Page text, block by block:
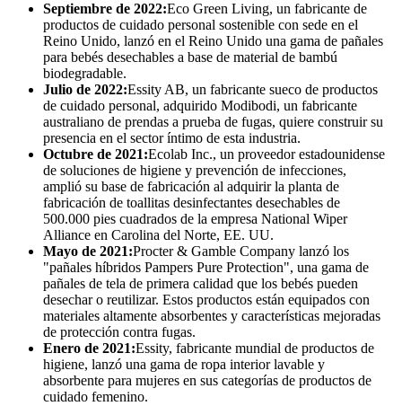
Septiembre de 2022:Eco Green Living, un fabricante de
productos de cuidado personal sostenible con sede en el
Reino Unido, lanzó en el Reino Unido una gama de pañales
para bebés desechables a base de material de bambú
biodegradable.
Julio de 2022:Essity AB, un fabricante sueco de productos
de cuidado personal, adquirido Modibodi, un fabricante
australiano de prendas a prueba de fugas, quiere construir su
presencia en el sector íntimo de esta industria.
Octubre de 2021:Ecolab Inc., un proveedor estadounidense
de soluciones de higiene y prevención de infecciones,
amplió su base de fabricación al adquirir la planta de
fabricación de toallitas desinfectantes desechables de
500.000 pies cuadrados de la empresa National Wiper
Alliance en Carolina del Norte, EE. UU.
Mayo de 2021:Procter & Gamble Company lanzó los
"pañales híbridos Pampers Pure Protection", una gama de
pañales de tela de primera calidad que los bebés pueden
desechar o reutilizar. Estos productos están equipados con
materiales altamente absorbentes y características mejoradas
de protección contra fugas.
Enero de 2021:Essity, fabricante mundial de productos de
higiene, lanzó una gama de ropa interior lavable y
absorbente para mujeres en sus categorías de productos de
cuidado femenino.